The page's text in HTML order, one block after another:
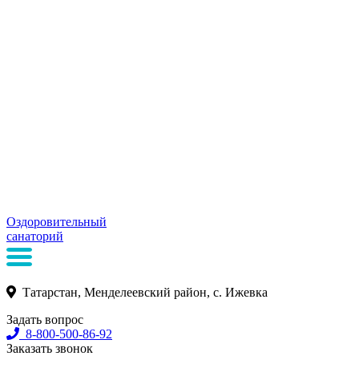
Оздоровительный
санаторий
Татарстан, Менделеевский район, с. Ижевка
Задать вопрос
8-800-500-86-92
Заказать звонок